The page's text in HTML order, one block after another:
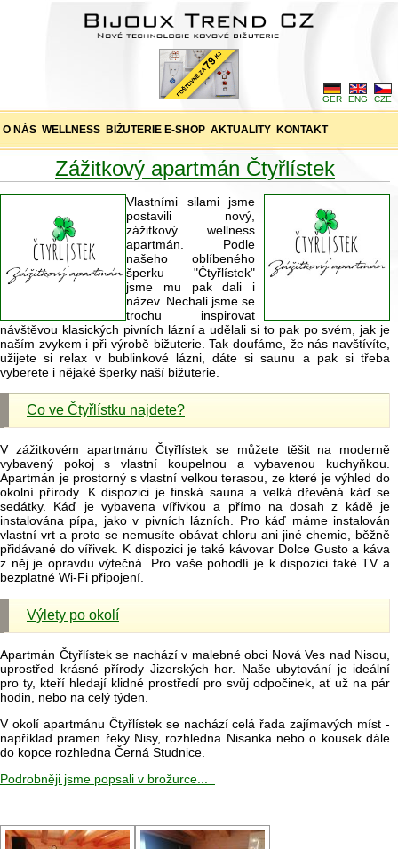
CZE
ENG
GER
O NÁS WELLNESS BIŽUTERIE E-SHOP AKTUALITY KONTAKT
Zážitkový apartmán Čtyřlístek
Vlastními silami jsme
postavili nový,
zážitkový wellness
apartmán. Podle
našeho oblíbeného
šperku "Čtyřlístek"
jsme mu pak dali i
název. Nechali jsme se
trochu inspirovat
návštěvou klasických pivních lázní a udělali si to pak po svém, jak je
naším zvykem i při výrobě bižuterie. Tak doufáme, že nás navštívíte,
užijete si relax v bublinkové lázni, dáte si saunu a pak si třeba
vyberete i nějaké šperky naší bižuterie.
Co ve Čtyřlístku najdete?
V zážitkovém apartmánu Čtyřlístek se můžete těšit na moderně
vybavený pokoj s vlastní koupelnou a vybavenou kuchyňkou.
Apartmán je prostorný s vlastní velkou terasou, ze které je výhled do
okolní přírody. K dispozici je finská sauna a velká dřevěná káď se
sedátky. Káď je vybavena vířivkou a přímo na dosah z kádě je
instalována pípa, jako v pivních lázních. Pro káď máme instalován
vlastní vrt a proto se nemusíte obávat chloru ani jiné chemie, běžně
přidávané do vířivek. K dispozici je také kávovar Dolce Gusto a káva
z něj je opravdu výtečná. Pro vaše pohodlí je k dispozici také TV a
bezplatné Wi-Fi připojení.
Výlety po okolí
Apartmán Čtyřlístek se nachází v malebné obci Nová Ves nad Nisou,
uprostřed krásné přírody Jizerských hor. Naše ubytování je ideální
pro ty, kteří hledají klidné prostředí pro svůj odpočinek, ať už na pár
hodin, nebo na celý týden.
V okolí apartmánu Čtyřlístek se nachází celá řada zajímavých míst -
například pramen řeky Nisy, rozhledna Nisanka nebo o kousek dále
do kopce rozhledna Černá Studnice.
Podrobněji jsme popsali v brožurce...